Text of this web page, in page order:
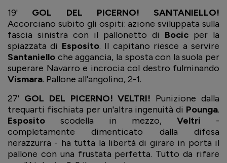
19' GOL DEL PICERNO! SANTANIELLO!
Accorciano subito gli ospiti: azione sviluppata sulla
fascia sinistra con il pallonetto di Bocic per la
spiazzata di Esposito. Il capitano riesce a servire
Santaniello che aggancia, la sposta con la suola per
superare Navarro e incrocia col destro fulminando
Vismara. Pallone all'angolino, 2-1.
27' GOL DEL PICERNO! VELTRI! Punizione dalla
trequarti fischiata per un'altra ingenuità di Pounga.
Esposito scodella in mezzo, Veltri -
completamente dimenticato dalla difesa
nerazzurra - ha tutta la libertà di girare in porta il
pallone con una frustata perfetta. Tutto da rifare